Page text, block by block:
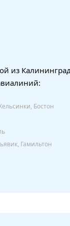
из
Бостон
Гамильтон